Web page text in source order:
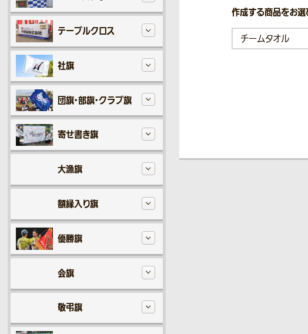
作成する商品をお選
テーブルクロス
社旗
団旗・部旗・クラブ旗
寄せ書き旗
大漁旗
額縁入り旗
優勝旗
会旗
敬弔旗